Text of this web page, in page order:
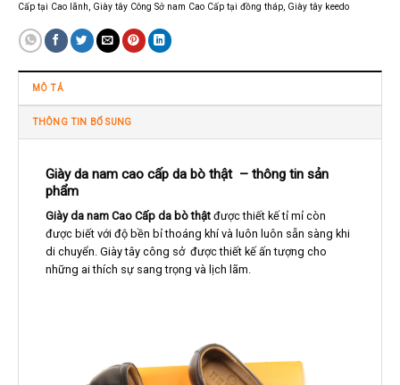
Cấp tại Cao lãnh, Giày tây Công Sở nam Cao Cấp tại đồng tháp, Giày tây keedo
MÔ TẢ
THÔNG TIN BỔ SUNG
Giày da nam cao cấp da bò thật – thông tin sản
phẩm
Giày da nam Cao Cấp da bò thậtđược thiết kế tỉ mỉ còn
được biết với độ bền bỉ thoáng khí và luôn luôn sẵn sàng khi
di chuyển. Giày tây công sở được thiết kế ấn tượng cho
những ai thích sự sang trọng và lịch lãm.